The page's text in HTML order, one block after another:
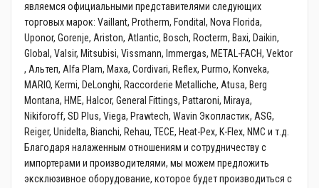
являемся официальными представителями следующих
торговых марок: Vaillant, Protherm, Fondital, Nova Florida,
Uponor, Gorenje, Ariston, Atlantic, Bosch, Rocterm, Baxi, Daikin,
Global, Valsir, Mitsubisi, Vissmann, Immergas, METAL-FACH, Vektor
, Альтеп, Alfa Plam, Maxa, Cordivari, Reflex, Purmo, Konveka,
MARIO, Kermi, DeLonghi, Raccorderie Metalliche, Atusa, Berg
Montana, HME, Halcor, General Fittings, Pattaroni, Miraya,
Nikiforoff, SD Plus, Viega, Prawtech, Wavin Экопластик, ASG,
Reiger, Unidelta, Bianchi, Rehau, TECE, Heat-Pex, K-Flex, NMC и т.д.
Благодаря налаженным отношениям и сотрудничеству с
импортерами и производителями, мы можем предложить
эксклюзивное оборудование, которое будет производиться с